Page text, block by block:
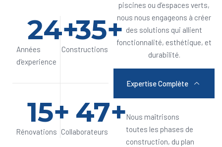
Années
d'experience
24+
Constructions
35+
Rénovations
15+
Collaborateurs
47+
piscines ou d’espaces verts,
nous nous engageons à créer
des solutions qui allient
fonctionnalité, esthétique, et
durabilité.
Expertise Complète
Nous maîtrisons
toutes les phases de
construction, du plan